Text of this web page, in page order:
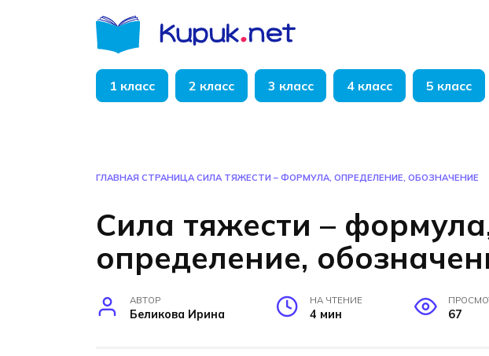
1 класс 2 класс 3 класс 4 класс 5 класс
ГЛАВНАЯ СТРАНИЦА СИЛА ТЯЖЕСТИ – ФОРМУЛА, ОПРЕДЕЛЕНИЕ, ОБОЗНАЧЕНИЕ
Сила тяжести –
определение,
АВТОР
Беликова Ирина
НА ЧТЕНИЕ
4 мин 67